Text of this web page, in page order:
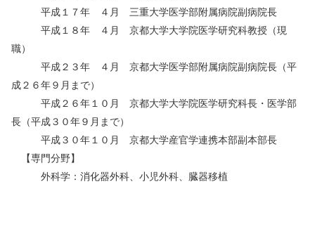
平成１７年 ４月 三重大学医学部附属病院副病院長
平成１８年 ４月 京都大学大学院医学研究科教授（現
職）
平成２３年 ４月 京都大学医学部附属病院副病院長（平
成２６年９月まで）
平成２６年１０月 京都大学大学院医学研究科長・医学部
長（平成３０年９月まで）
平成３０年１０月 京都大学産官学連携本部副本部長
【専門分野】
外科学：消化器外科、小児外科、臓器移植